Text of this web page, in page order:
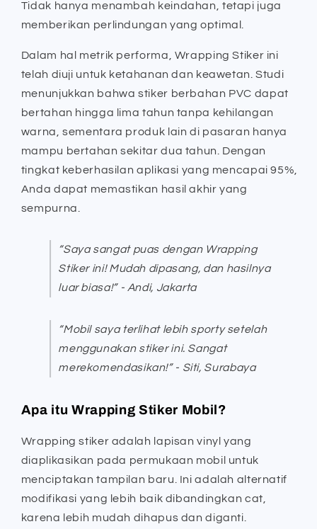
Tidak hanya menambah keindahan, tetapi juga
memberikan perlindungan yang optimal.
Dalam hal metrik performa, Wrapping Stiker ini
telah diuji untuk ketahanan dan keawetan. Studi
menunjukkan bahwa stiker berbahan PVC dapat
bertahan hingga lima tahun tanpa kehilangan
warna, sementara produk lain di pasaran hanya
mampu bertahan sekitar dua tahun. Dengan
tingkat keberhasilan aplikasi yang mencapai 95%,
Anda dapat memastikan hasil akhir yang
sempurna.
“Saya sangat puas dengan Wrapping
Stiker ini! Mudah dipasang, dan hasilnya
luar biasa!” - Andi, Jakarta
“Mobil saya terlihat lebih sporty setelah
menggunakan stiker ini. Sangat
merekomendasikan!” - Siti, Surabaya
Apa itu Wrapping Stiker Mobil?
Wrapping stiker adalah lapisan vinyl yang
diaplikasikan pada permukaan mobil untuk
menciptakan tampilan baru. Ini adalah alternatif
modifikasi yang lebih baik dibandingkan cat,
karena lebih mudah dihapus dan diganti.